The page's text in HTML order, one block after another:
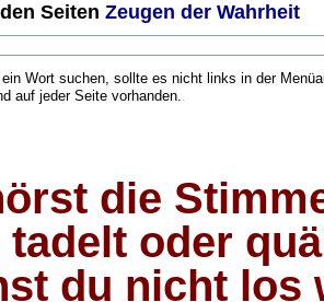
Seiten Zeugen der Wahrheit
Wort suchen, sollte es nicht links in der
auf jeder Seite vorhanden.
die
tadelt oder
du nicht los